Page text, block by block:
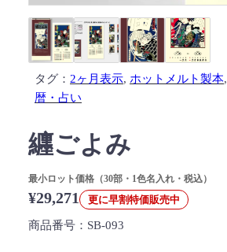
タグ： 2ヶ月表示, ホットメルト製本,
暦・占い
纒ごよみ
最小ロット価格（30部・1色名入れ・税込）
¥29,271 更に早割特価販売中
商品番号： SB-093